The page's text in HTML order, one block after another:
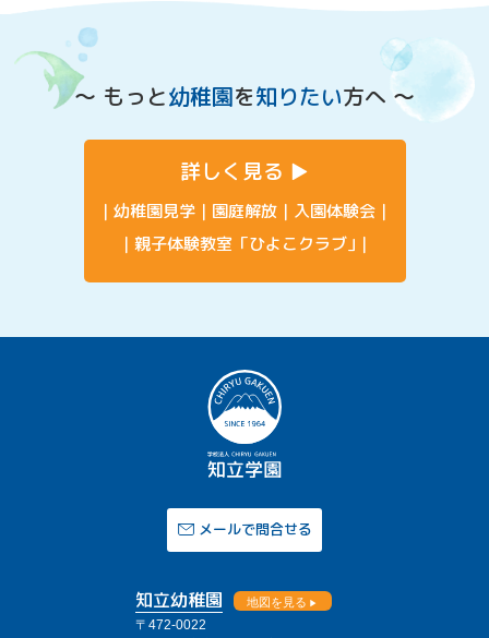
〜 もっと幼稚園を知りたい方へ 〜
詳しく見る
幼稚園見学 園庭解放
入園体験会
親子体験教室「ひよこクラブ」
メールで問合せる
知立幼稚園 地図を見る
〒472-0022